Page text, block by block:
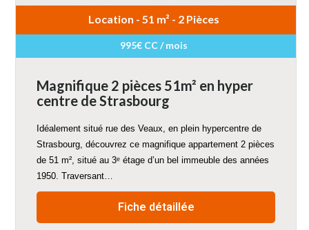
Location - 51 m² - 2 Pièces
995€ CC / mois
Magnifique 2 pièces 51m² en hyper
centre de Strasbourg
Idéalement situé rue des Veaux, en plein hypercentre de
Strasbourg, découvrez ce magnifique appartement 2 pièces
de 51 m², situé au 3ᵉ étage d’un bel immeuble des années
1950. Traversant…
Fiche détaillée